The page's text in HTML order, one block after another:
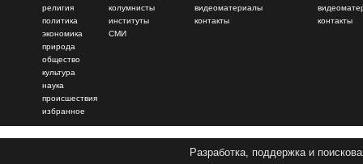
религия
политика
экономика
природа
общество
культура
наука
происшествия
избранное
колумнисты
институты
СМИ
видеоматериалы
контакты
контакты
Разработка, поддержка и